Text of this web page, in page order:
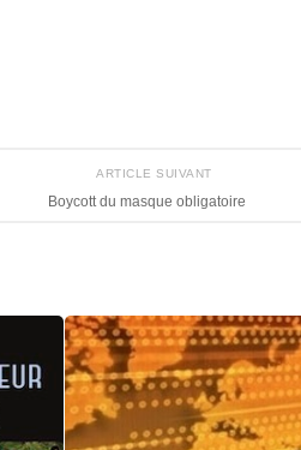
ARTICLE SUIVANT
Boycott du masque obligatoire